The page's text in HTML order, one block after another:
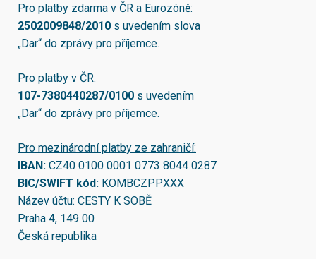
Pro platby zdarma v ČR a Eurozóně:
2502009848/2010 s uvedením slova
„Dar“ do zprávy pro příjemce.
Pro platby v ČR:
107-7380440287/0100 s uvedením
„Dar“ do zprávy pro příjemce.
Pro mezinárodní platby ze zahraničí:
IBAN: CZ40 0100 0001 0773 8044 0287
BIC/SWIFT kód: KOMBCZPPXXX
Název účtu: CESTY K SOBĚ
Praha 4, 149 00
Česká republika